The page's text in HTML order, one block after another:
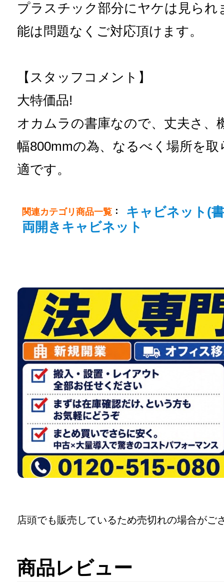
プラスチック部分にヤケは見ら
能は問題なくご対応頂けます。
【スタッフコメント】
大特価品!
オカムラの書庫なので、丈夫さ、
幅800mmの為、なるべく場所を
適です。
関連カテゴリ商品一覧 ：
キャビネット(
両開きキャビネット
店頭でも販売しているため売切れの場合がご
商品レビュー